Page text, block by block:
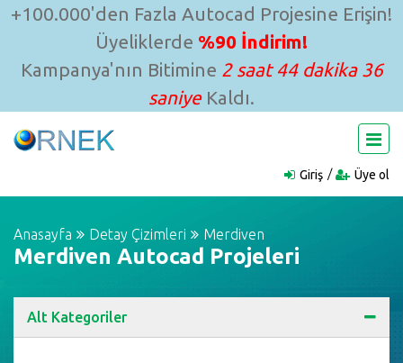
+100.000'den Fazla Autocad Projesine Erişin!
Üyeliklerde %90 İndirim!
Kampanya'nın Bitimine 2 saat 44 dakika 35
saniyeKaldı.
Giriş Üye ol
Anasayfa Detay Çizimleri Merdiven
Merdiven Autocad Projeleri
Alt Kategoriler